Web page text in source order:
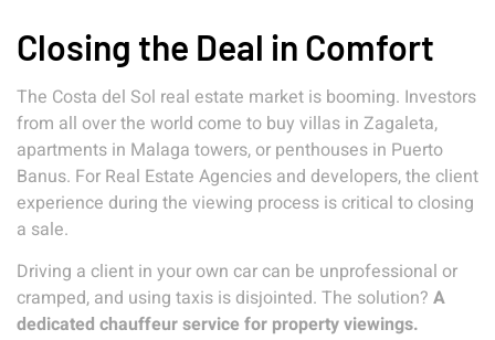
Closing the Deal in Comfort
The Costa del Sol real estate market is booming. Investors
from all over the world come to buy villas in Zagaleta,
apartments in Malaga towers, or penthouses in Puerto
Banus. For Real Estate Agencies and developers, the client
experience during the viewing process is critical to closing
a sale.
Driving a client in your own car can be unprofessional or
cramped, and using taxis is disjointed. The solution? A
dedicated chauffeur service for property viewings.